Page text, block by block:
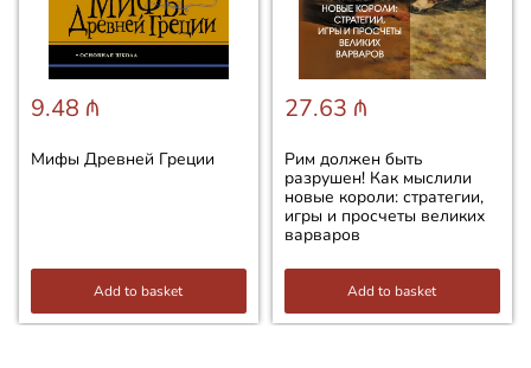
9.48 ₼
Мифы Древней Греции
Add to basket
27.63 ₼
Рим должен быть
разрушен! Как мыслили
новые короли: стратегии,
игры и просчеты великих
варваров
Add to basket